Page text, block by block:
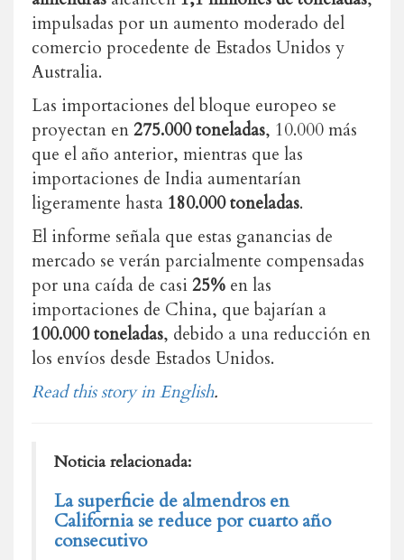
impulsadas por un aumento moderado del
comercio procedente de Estados Unidos y
Australia.
Las importaciones del bloque europeo se
proyectan en275.000 toneladas, 10.000 más
que el año anterior, mientras que las
importaciones de India aumentarían
ligeramente hasta 180.000 toneladas.
El informe señala que estas ganancias de
mercado se verán parcialmente compensadas
por una caída de casi25% en las
importaciones de China, que bajarían a
100.000 toneladas, debido a una reducción en
los envíos desde Estados Unidos.
Read this story in English.
Noticia relacionada:
La superficie de almendros en
California se reduce por cuarto año
consecutivo